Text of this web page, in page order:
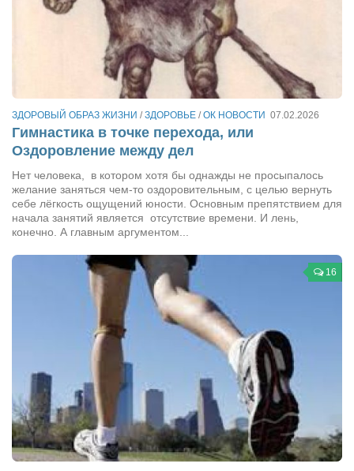
Бизнес-партнёры
Здоровье
Врач психиатр–нарколог Анплеев А.Б.
Косметологическое отделение КП Сумская
Оптика — Медтехника
Тенториум -центр независимых дистрибьюторов
Кафе, клубы, рестораны
«Винегрет» — демократичный ресторан
Магазины
«CYCLE GARAGE» — магазин велосипедов
«Книголюб» — супермаркет
Багетный двор
МАГАЗИН СТИХОВ НА ЗАКАЗ
«Павел» — магазин мужской одежды
Туризм
«Траверс» — экипировочный центр
ЗДОРОВЫЙ ОБРАЗ ЖИЗНИ /ЗДОРОВЬЕ /ОК НОВОСТИ 07.02.2026
Гимнастика в точке перехода, или
Оздоровление между дел
Нет человека, в котором хотя бы однажды не просыпалось
желание заняться чем-то оздоровительным, с целью вернуть
себе лёгкость ощущений юности. Основным препятствием для
начала занятий является отсутствие времени. И лень,
конечно. А главным аргументом...
16